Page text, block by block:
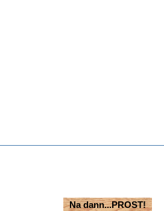
Na dann...PROST!